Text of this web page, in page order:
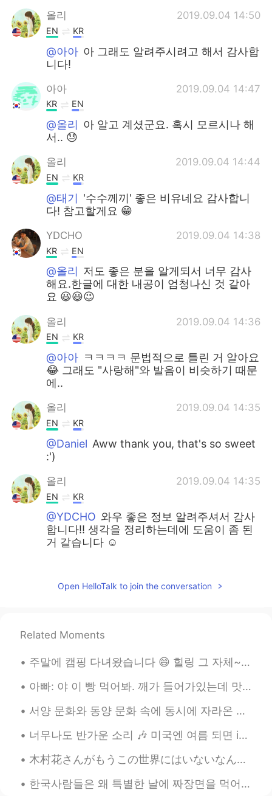
올리
2019.09.04 14:50
EN KR
@아아 아 그래도 알려주시려고 해서 감사합
니다!
아아 2019.09.04 14:47
KR EN
@올리 아 알고 계셨군요. 혹시 모르시나 해
서.. 😓
올리 2019.09.04 14:44
EN KR
@태기 '수수께끼' 좋은 비유네요 감사합니
다! 참고할게요 😁
YDCHO 2019.09.04 14:38
KR EN
@올리 저도 좋은 분을 알게되서 너무 감사
해요.한글에 대한 내공이 엄청나신 것 같아
요 😃😃😉
올리 2019.09.04 14:36
EN KR
@아아 ㅋㅋㅋㅋ 문법적으로 틀린 거 알아요
😂 그래도 "사랑해"와 발음이 비슷하기 때문
에..
올리 2019.09.04 14:35
EN KR
@Daniel Aww thank you, that's so sweet
:')
올리 2019.09.04 14:35
EN KR
@YDCHO 와우 좋은 정보 알려주셔서 감사
합니다!! 생각을 정리하는데에 도움이 좀 된
거 같습니다 ☺
EN KR
@Ssoila.Kim 아직 어떻게 나올지 모르겠지
KR JP
😁👍 시는 수수깨끼에요. 시를 쓰실때 참고
EN KR
Open HelloTalk to join the conversation
Related Moments
주말에 캠핑 다녀왔습니다 😄 힐링 그 자체~ ㅎㅎ 이 캠프장은 정말 아름답고 맛진 풍경을 즐길 수 있는 강물 여행으로 유명해요 카누, 카약, 튜브와 래프팅을 제공합니다 래프...
아빠: 야 이 빵 먹어봐. 깨가 들어가있는데 맛있어. 나: 나 지금 너무 배불러. 언니: 그럼 내가 먹는다. 아빠 깨가 뭐야? 아빠: 깨가 sesame지. 언니: 아니~ 스페...
서양 문화와 동양 문화 속에 동시에 자라온 사람으로서 (교포예요) 여러가지 문화 차이가 느껴져요 미의 기준, 식사 예절, 샤워하는 시간까지 다 많이 다르죠 오늘은 동양 문화...
너무나도 반가운 소리 🎶 미국엔 여름 되면 ice cream truck들이 동네를 돌아다녀요 다 이 노래를 틀어놓으니까 사람들이 주변에 아이스크림 트럭이 있는지 없는지 항상...
木村花さんがもうこの世界にはいないなんてし信じられません、、 私より若かったのに、悔しいです 私は彼女がサンシャインのような人だと思います 彼女が笑うと周りの人々は温かさを感じました 彼女の目が...
한국사람들은 왜 특별한 날에 짜장면을 먹어요? 졸업이나 이사 가는 날에 짜장면 먹는다고 들었어요 (오늘은 블랙데이라서 먹는 사람들도 있고 ㅋㅋ) 일본에서는 시험 보기 전에 ...